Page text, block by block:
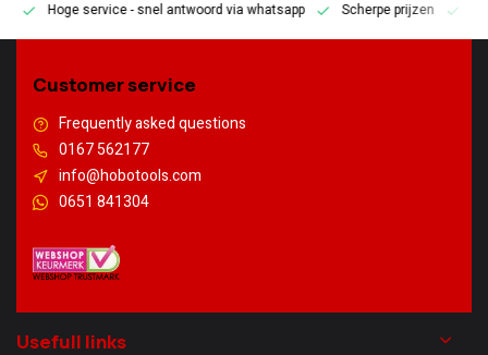
Hoge service- snel antwoord via whatsapp Scherpe prijzen
Customer service
Frequently asked questions
0167 562177
info@hobotools.com
0651 841304
Usefull links